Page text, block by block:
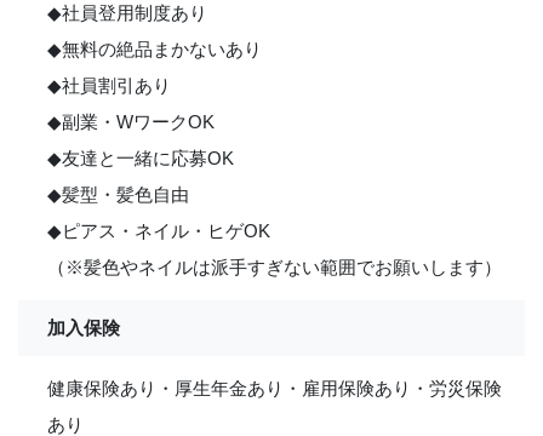
◆社員登用制度あり
◆無料の絶品まかないあり
◆社員割引あり
◆副業・WワークOK
◆友達と一緒に応募OK
◆髪型・髪色自由
◆ピアス・ネイル・ヒゲOK
（※髪色やネイルは派手すぎない範囲でお願いします）
加入保険
健康保険あり・厚生年金あり・雇用保険あり・労災保険
あり